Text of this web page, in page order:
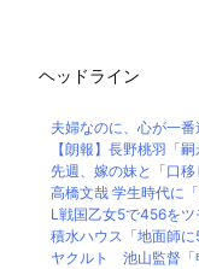
ヘッドライン
夫婦なのに、心が一番
【朗報】長野桃羽「
先週、嫁の妹と「口
高橋文哉 学生時代に
L戦国乙女5で456をツ
積水ハウス「地面師
ヤクルト 池山監督